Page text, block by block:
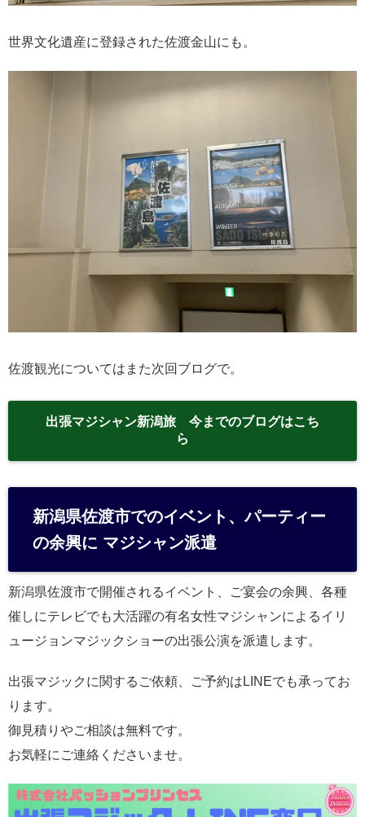
世界文化遺産に登録された佐渡金山にも。
佐渡観光についてはまた次回ブログで。
出張マジシャン新潟旅 今までのブログはこち
ら
新潟県佐渡市でのイベント、パーティー
の余興に マジシャン派遣
新潟県佐渡市で開催されるイベント、ご宴会の余興、各種
催しにテレビでも大活躍の有名女性マジシャンによるイリ
ュージョンマジックショーの出張公演を派遣します。
出張マジックに関するご依頼、ご予約はLINEでも承ってお
ります。
御見積りやご相談は無料です。
お気軽にご連絡くださいませ。